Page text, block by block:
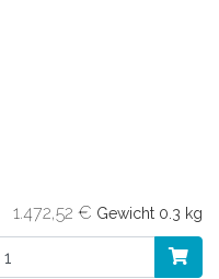
1.472,52 € Gewicht 0.3 kg